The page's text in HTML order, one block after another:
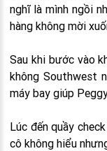
nghĩ là mình ngồi
hàng không mời
Sau khi bước vào
không Southwest
máy bay giúp
Lúc đến quầy
cô không hiểu